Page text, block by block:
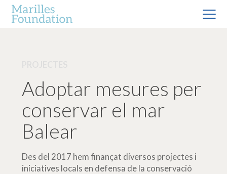
Adoptar mesures per
conservar el mar
Balear
Des del 2017 hem finançat diversos projectes i
iniciatives locals en defensa de la conservació